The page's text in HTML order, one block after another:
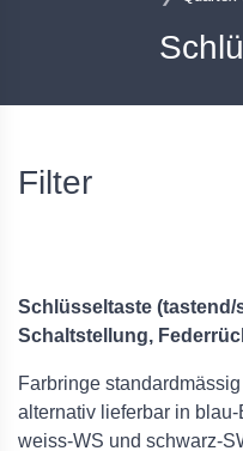
Filter
Schlüsseltaste
Schaltstellung,
Farbringe
alternativ lieferbar in
weiss-WS und schwarz-